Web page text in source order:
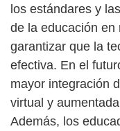
los estándares y
de la educación en
garantizar que la
efectiva. En el
mayor integración
virtual y
Además, los